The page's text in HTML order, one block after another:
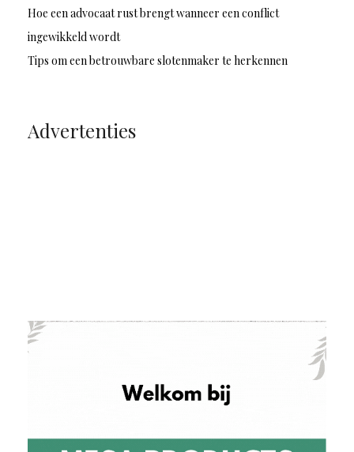
Hoe een advocaat rust brengt wanneer een conflict
ingewikkeld wordt
Tips om een betrouwbare slotenmaker te herkennen
Advertenties